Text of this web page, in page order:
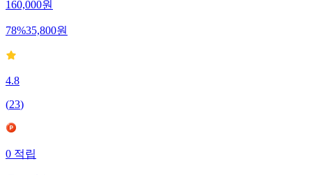
160,000원
78%35,800원
4.8
(23)
0적립